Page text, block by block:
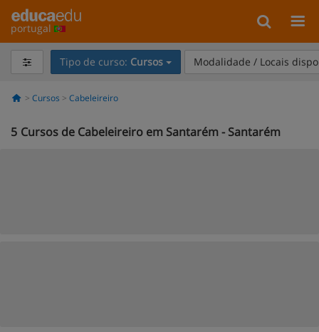
portugal
Tipo de curso: Cursos Modalidade / Locais
Cursos Cabeleireiro
5 Cursos de Cabeleireiro em Santarém - Santarém